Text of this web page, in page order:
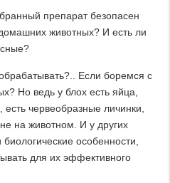
препарат безопасен
животных? И есть ли
Если боремся с
Но ведь у блох есть яйца,
червеобразные личинки,
на животном. И у других
особенности,
для их эффективного